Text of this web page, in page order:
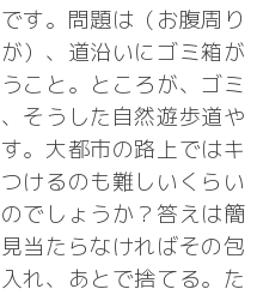
す。問題は（お腹周り
）、道沿いにゴミ箱が
こと。ところが、ゴミ
そうした自然遊歩道や
。大都市の路上ではキ
けるのも難しいくらい
でしょうか？答えは簡
当たらなければその包
れ、あとで捨てる。た